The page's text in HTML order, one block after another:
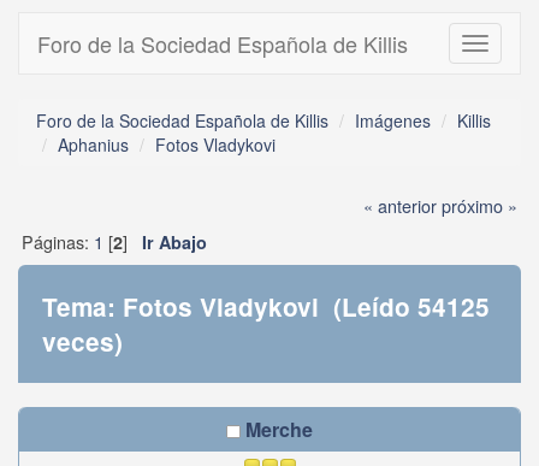
Toggle
Foro de la Sociedad Española de Killis
Foro de la Sociedad Española de Killis Imágenes
Killis
Aphanius
Fotos Vladykovi
« anteriorpróximo »
Páginas: 1 [2] Ir Abajo
Tema: Fotos Vladykovi (Leído 54125
veces)
Merche